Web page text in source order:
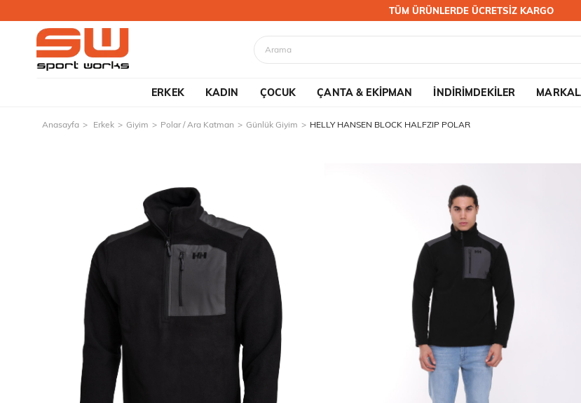
TÜM ÜRÜNLERDE ÜCRETSİZ KARGO
ERKEK KADIN ÇOCUK ÇANTA & EKİPMAN İNDİRİMDEKİLER
Anasayfa Erkek Giyim Polar / Ara Katman Günlük Giyim HELLY HANSEN BLOCK HALFZIP POLAR